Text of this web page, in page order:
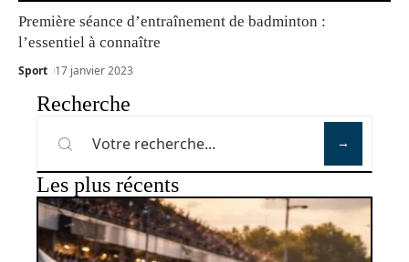
Première séance d’entraînement de badminton :
l’essentiel à connaître
Sport 17 janvier 2023
Recherche
Les plus récents